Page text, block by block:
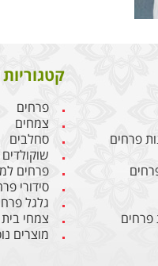
פרחים
פרחים
פרחים
צמחים
סחלבים
שוקולדים
פרחים
סידורי
גלגל
צמחי בית
מוצרים